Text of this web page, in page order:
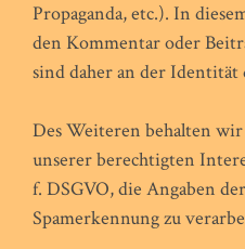
Propaganda, etc.). In
den Kommentar oder
sind daher an der Identität
Des Weiteren behalten
unserer berechtigten
f. DSGVO, die Angaben
Spamerkennung zu